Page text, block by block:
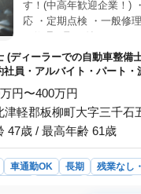
テラン歓迎です。国内ト
車・中古車の販売から整
せんか。これまでの経験を
も目指せます。
す！(中高年歓迎企業！)
応 ・定期点検 ・一般修
の修理、取り付け ＊メカ
歓迎致します！ ＊シニ
術者活躍中） ＊検査員資
(ディーラーでの自動車整備
社員・アルバイト・パート・
円〜400万円
津軽郡板柳町大字三千石
47歳 / 最高年齢 61歳
車通勤OK 長期
残業なし